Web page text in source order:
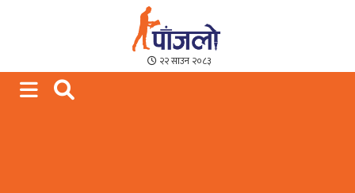
Paajalo News
We are from Far West Nepal
२२ साउन २०८३